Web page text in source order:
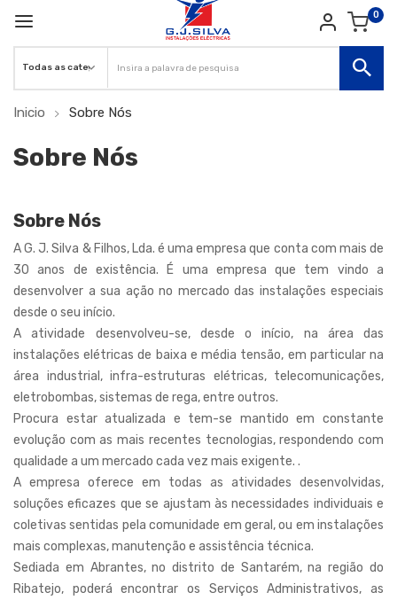
0
Inicio Sobre Nós
Sobre Nós
Sobre Nós
A G. J. Silva & Filhos, Lda. é uma empresa que conta com mais de
30 anos de existência. É uma empresa que tem vindo a
desenvolver a sua ação no mercado das instalações especiais
desde o seu início.
A atividade desenvolveu-se, desde o início, na área das
instalações elétricas de baixa e média tensão, em particular na
área industrial, infra-estruturas elétricas, telecomunicações,
eletrobombas, sistemas de rega, entre outros.
Procura estar atualizada e tem-se mantido em constante
evolução com as mais recentes tecnologias, respondendo com
qualidade a um mercado cada vez mais exigente. .
A empresa oferece em todas as atividades desenvolvidas,
soluções eficazes que se ajustam às necessidades individuais e
coletivas sentidas pela comunidade em geral, ou em instalações
mais complexas, manutenção e assistência técnica.
Sediada em Abrantes, no distrito de Santarém, na região do
Ribatejo, poderá encontrar os Serviços Administrativos, as